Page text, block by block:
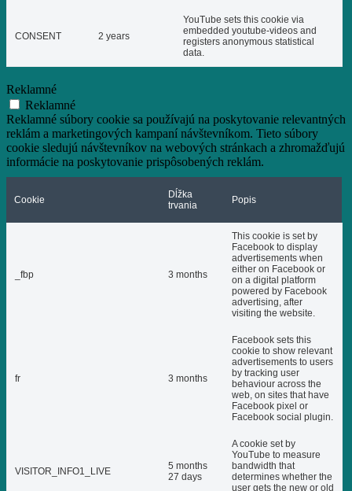
CONSENT 2 years
YouTube sets this cookie via
embedded youtube-videos and
registers anonymous statistical
data.
Reklamné
Reklamné
Reklamné súbory cookie sa používajú na poskytovanie relevantných
reklám a marketingových kampaní návštevníkom. Tieto súbory
cookie sledujú návštevníkov na webových stránkach a zhromažďujú
informácie na poskytovanie prispôsobených reklám.
Cookie
Dĺžka
trvania
Popis
_fbp 3 months
This cookie is set by
Facebook to display
advertisements when
either on Facebook or
on a digital platform
powered by Facebook
advertising, after
visiting the website.
fr 3 months
Facebook sets this
cookie to show relevant
advertisements to users
by tracking user
behaviour across the
web, on sites that have
Facebook pixel or
Facebook social plugin.
VISITOR_INFO1_LIVE
5 months
27 days
A cookie set by
YouTube to measure
bandwidth that
determines whether the
user gets the new or old